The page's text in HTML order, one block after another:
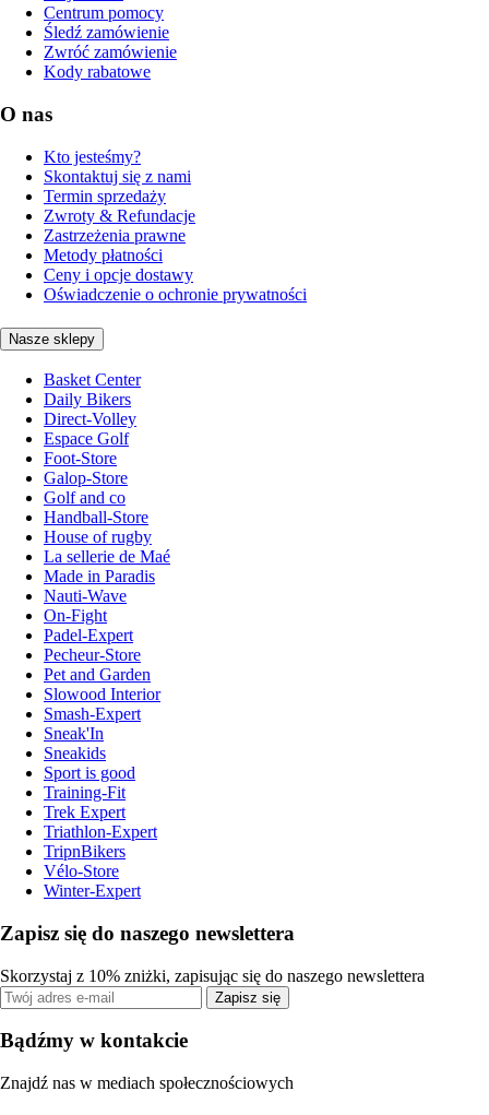
Centrum pomocy
Śledź zamówienie
Zwróć zamówienie
Kody rabatowe
O nas
Kto jesteśmy?
Skontaktuj się z nami
Termin sprzedaży
Zwroty & Refundacje
Zastrzeżenia prawne
Metody płatności
Ceny i opcje dostawy
Oświadczenie o ochronie prywatności
Nasze sklepy
Basket Center
Daily Bikers
Direct-Volley
Espace Golf
Foot-Store
Galop-Store
Golf and co
Handball-Store
House of rugby
La sellerie de Maé
Made in Paradis
Nauti-Wave
On-Fight
Padel-Expert
Pecheur-Store
Pet and Garden
Slowood Interior
Smash-Expert
Sneak'In
Sneakids
Sport is good
Training-Fit
Trek Expert
Triathlon-Expert
TripnBikers
Vélo-Store
Winter-Expert
Zapisz się do naszego newslettera
Skorzystaj z 10% zniżki, zapisując się do naszego newslettera
Zapisz się
Bądźmy w kontakcie
Znajdź nas w mediach społecznościowych